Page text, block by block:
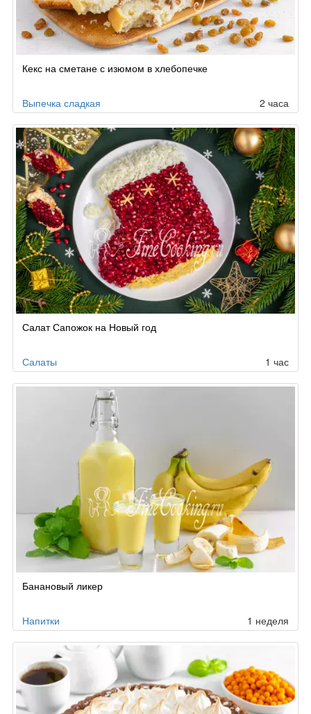
Кекс на сметане с изюмом в хлебопечке
Выпечка сладкая 2 часа
Салат Сапожок на Новый год
Салаты 1 час
Банановый ликер
Напитки 1 неделя